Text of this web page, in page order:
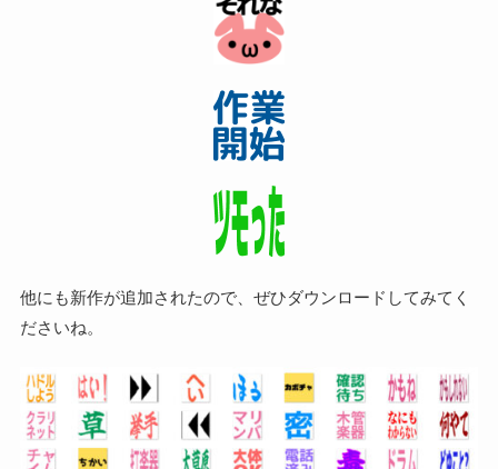
他にも新作が追加されたので、ぜひダウンロードしてみてく
ださいね。